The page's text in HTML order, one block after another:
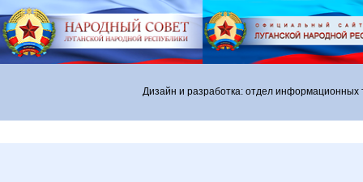
Дизайн и разработка: отдел информационных